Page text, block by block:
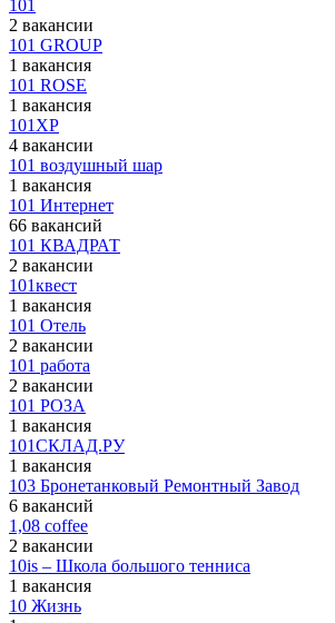
101
2 вакансии
101 GROUP
1 вакансия
101 ROSE
1 вакансия
101XP
4 вакансии
101 воздушный шар
1 вакансия
101 Интернет
66 вакансий
101 КВАДРАТ
2 вакансии
101квест
1 вакансия
101 Отель
2 вакансии
101 работа
2 вакансии
101 РОЗА
1 вакансия
101СКЛАД.РУ
1 вакансия
103 Бронетанковый Ремонтный Завод
6 вакансий
1,08 coffee
2 вакансии
10is – Школа большого тенниса
1 вакансия
10 Жизнь